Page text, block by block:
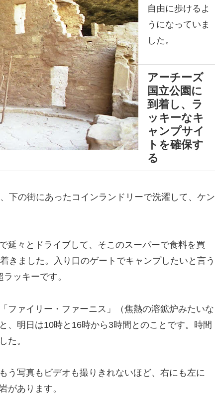
自由に歩けるよ
うになっていま
した。
アーチーズ
国立公園に
到着し、ラ
ッキーなキ
ャンプサイ
トを確保す
る
下の街にあったコインランドリーで洗濯して、ケン
延々とドライブして、そこのスーパーで食料を買
きました。入り口のゲートでキャンプしたいと言う
ッキーです。
ファイリー・ファーニス」（焦熱の溶鉱炉みたいな
、明日は10時と16時から3時間とのことです。時間
た。
う写真もビデオも撮りきれないほど、右にも左に
があります。